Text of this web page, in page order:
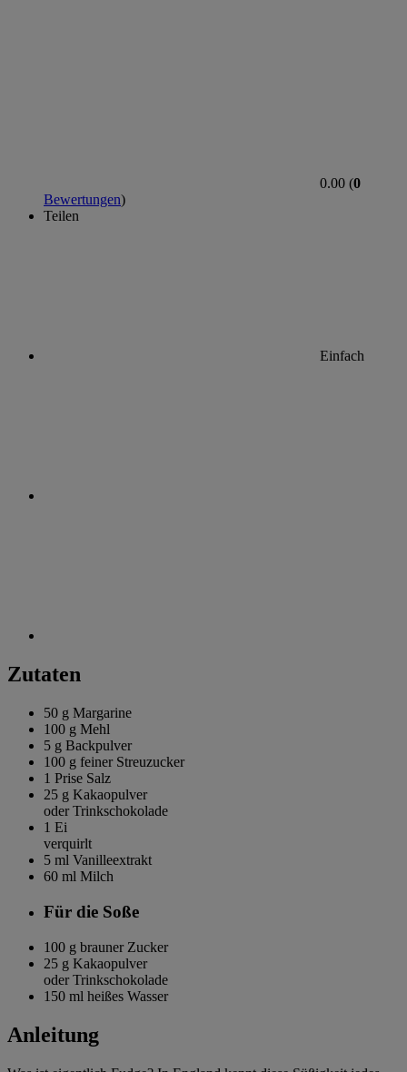
0.00 (0
Bewertungen)
Teilen
Einfach
Zutaten
50 g Margarine
100 g Mehl
5 g Backpulver
100 g feiner Streuzucker
1 Prise Salz
25 g Kakaopulver
oder Trinkschokolade
1 Ei
verquirlt
5 ml Vanilleextrakt
60 ml Milch
Für die Soße
100 g brauner Zucker
25 g Kakaopulver
oder Trinkschokolade
150 ml heißes Wasser
Anleitung